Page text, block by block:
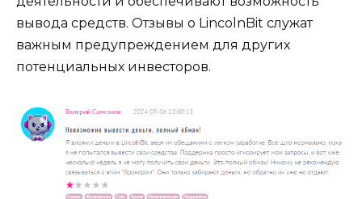
вывода средств. Отзывы о LincolnBit служат
важным предупреждением для других
потенциальных инвесторов.